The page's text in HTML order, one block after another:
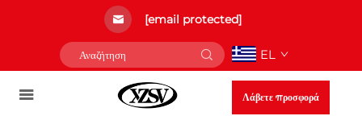
[email protected]
EL
Λάβετε προσφορά